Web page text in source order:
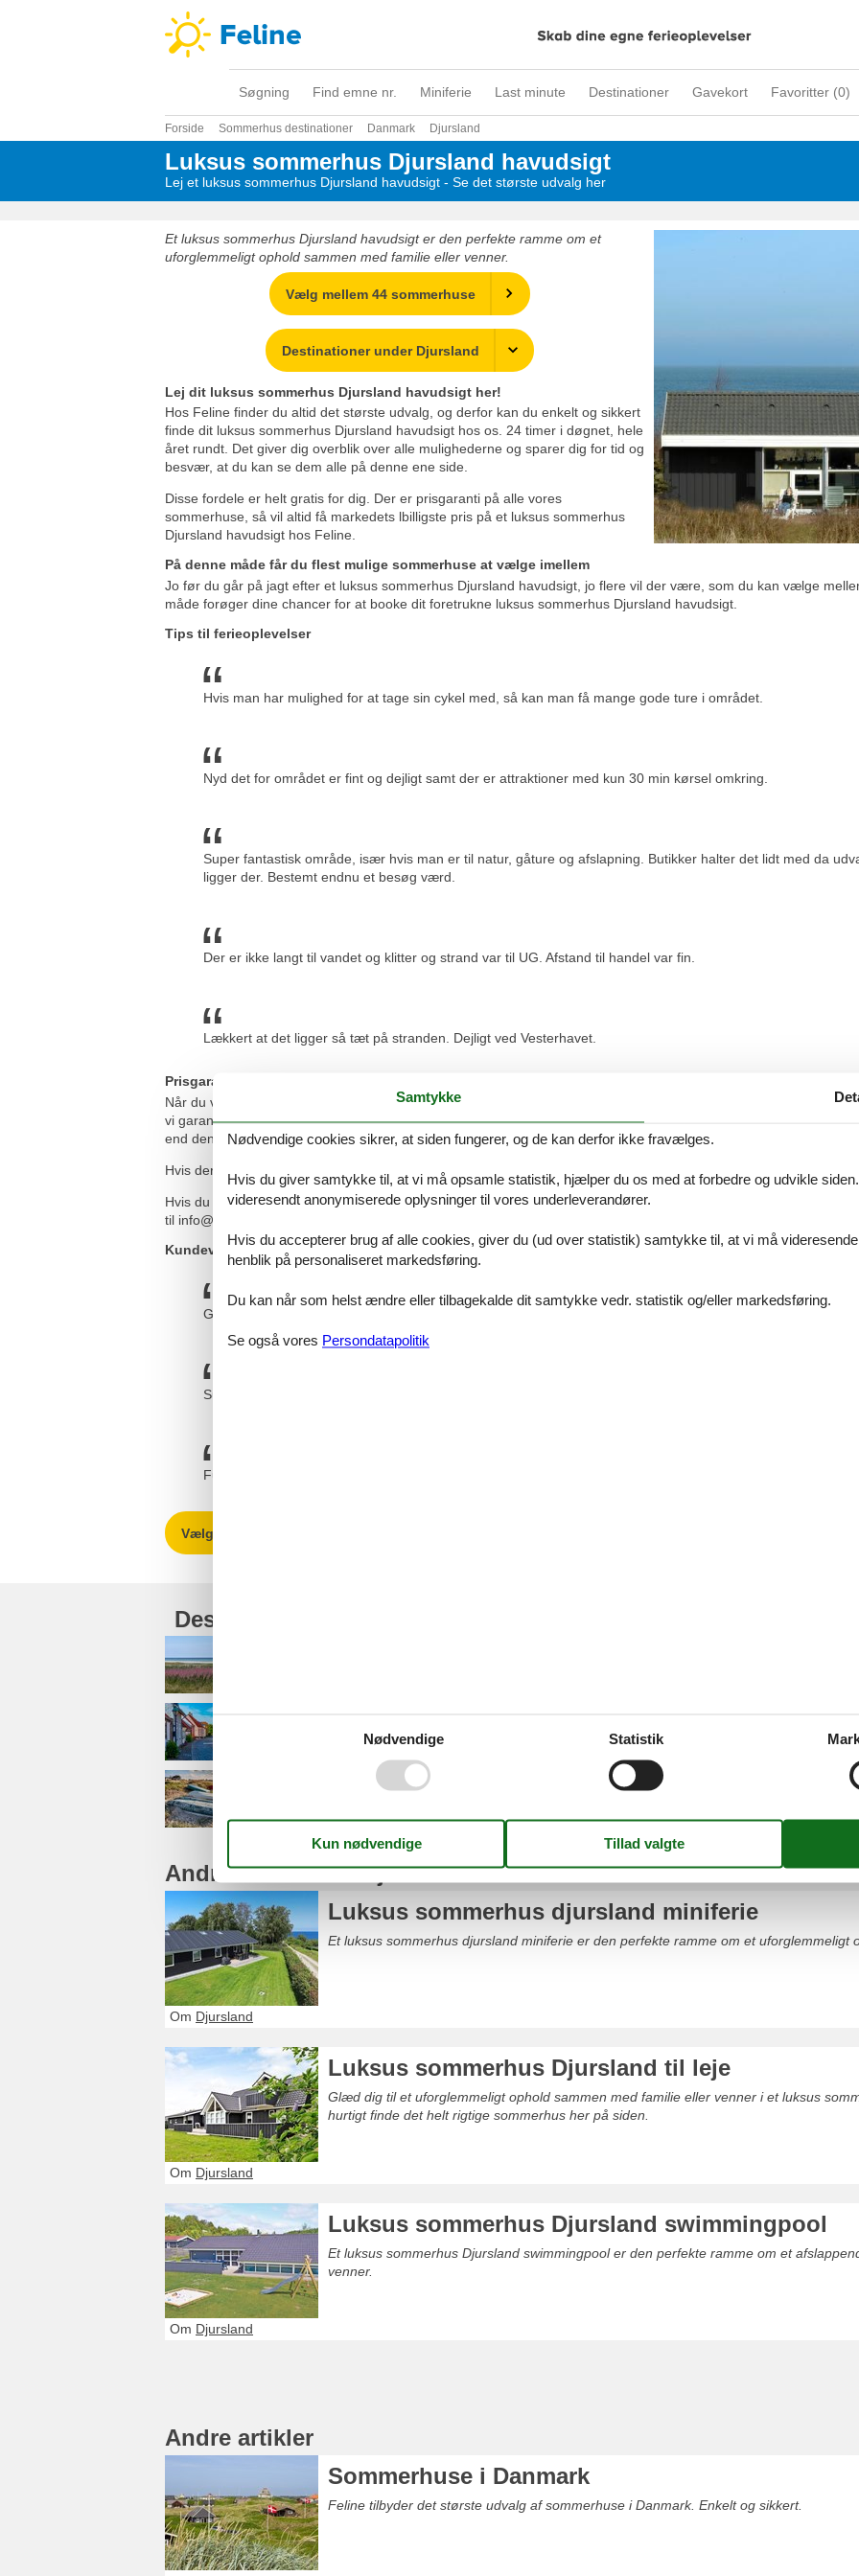
Søgning Find emne nr. Miniferie Last minute Destinationer Gavekort Favoritter (0)
Forside Sommerhus destinationer Danmark Djursland
Luksus sommerhus Djursland havudsigt
Lej et luksus sommerhus Djursland havudsigt - Se det største udvalg her
Et luksus sommerhus Djursland havudsigt er den perfekte ramme om et
uforglemmeligt ophold sammen med familie eller venner.
Vælg mellem 44 sommerhuse
Destinationer under Djursland
Lej dit luksus sommerhus Djursland havudsigt her!
Hos Feline finder du altid det største udvalg, og derfor kan du enkelt og sikkert
finde dit luksus sommerhus Djursland havudsigt hos os. 24 timer i døgnet, hele
året rundt. Det giver dig overblik over alle mulighederne og sparer dig for tid og
besvær, at du kan se dem alle på denne ene side.
Disse fordele er helt gratis for dig. Der er prisgaranti på alle vores
sommerhuse, så vil altid få markedets lbilligste pris på et luksus sommerhus
Djursland havudsigt hos Feline.
På denne måde får du flest mulige sommerhuse at vælge imellem
Jo før du går på jagt efter et luksus sommerhus Djursland havudsigt, jo flere vil der være, som du kan vælge
måde forøger dine chancer for at booke dit foretrukne luksus sommerhus Djursland havudsigt.
Tips til ferieoplevelser
Hvis man har mulighed for at tage sin cykel med, så kan man få mange gode ture i området.
Nyd det for området er fint og dejligt samt der er attraktioner med kun 30 min kørsel omkring.
Super fantastisk område, især hvis man er til natur, gåture og afslapning. Butikker halter det lidt med da
ligger der. Bestemt endnu et besøg værd.
Der er ikke langt til vandet og klitter og strand var til UG. Afstand til handel var fin.
Lækkert at det ligger så tæt på stranden. Dejligt ved Vesterhavet.
Prisgaranti og kundeservice
Når du vælger at leje et luksus sommerhus Djursland havudsigt hos Feline, vil du selvfølgelig være dækket af
vi garanterer dig, at der ikke er én eneste af vores konkurrenter, som udlejer dit foretrukne luksus sommerhus
end den, du finder hos os.
Hvis der en sjælden gang sker en smutter i vores priskontrol, godtgør vi dig hele differencen i prisen. Beløbet
Hvis du har spørgsmål eller særlige ønsker i forbindelse med din søgning efter et luksus sommerhus Djursland
til info@feline.dk eller ring på 8724 2251.
Kundevurderinger af Feline Holidays
Ganske let og overskueligt.
Super god hjemmeside. Billigere end de andre firmaer, super god hurtig service. Hjemmesiden er meget
Fungerede rigtig godt og fik hurtigt svar hvis vi mailede spørgsmål. F.eks. bestilte vi rengøring senere og
Vælg mellem 44 sommerhuse
Destinationer under Djursland
Glesborg
Andre artikler om Djursland
Luksus sommerhus djursland miniferie
Et luksus sommerhus djursland miniferie er den perfekte ramme om et uforglemmeligt
Om Djursland
Luksus sommerhus Djursland til leje
Glæd dig til et uforglemmeligt ophold sammen med familie eller venner i et luksus
hurtigt finde det helt rigtige sommerhus her på siden.
Om Djursland
Luksus sommerhus Djursland swimmingpool
Et luksus sommerhus Djursland swimmingpool er den perfekte ramme om et
venner.
Om Djursland
Andre artikler
Sommerhuse i Danmark
Feline tilbyder det største udvalg af sommerhuse i Danmark. Enkelt og sikkert.
Samtykke
Nødvendige cookies sikrer, at siden fungerer, og de kan derfor ikke fravælges.
Hvis du giver samtykke til, at vi må opsamle statistik, hjælper du os med at forbedre og udvikle
videresendt anonymiserede oplysninger til vores underleverandører.
Hvis du accepterer brug af alle cookies, giver du (ud over statistik) samtykke til, at vi må
henblik på personaliseret markedsføring.
Du kan når som helst ændre eller tilbagekalde dit samtykke vedr. statistik og/eller markedsføring.
Se også vores Persondatapolitik
Nødvendige Statistik